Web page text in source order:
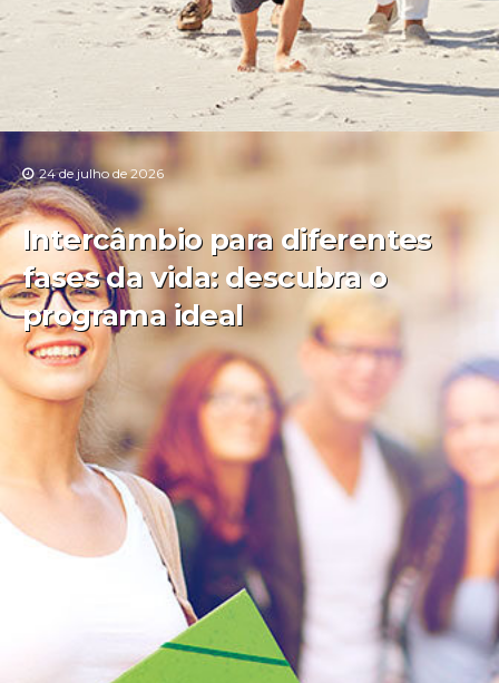
24 de julho de 2026
Intercâmbio para diferentes
fases da vida: descubra o
programa ideal